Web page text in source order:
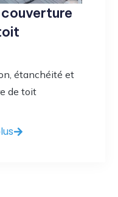
étanchéité et
de toit